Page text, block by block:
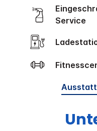
Eingeschränkter Housekeeping-
Service